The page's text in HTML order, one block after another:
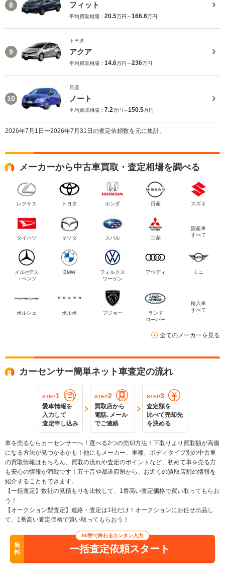
8 フィット
平均買取相場： 20.5万円～166.6万円
9
トヨタ
アクア
平均買取相場： 14.6万円～236万円
10
日産
ノート
平均買取相場： 7.2万円～150.5万円
2026年7月1日〜2026年7月31日の査定依頼数を元に集計。
メーカーから中古車買取・査定相場を調べる
レクサス トヨタ ホンダ 日産 スズキ
ダイハツ マツダ スバル 三菱
国産車
すべて
メルセデス
・ベンツ
BMW
フォルクス
ワーゲン
アウディ ミニ
ポルシェ ボルボ プジョー
ランド
ローバー
輸入車
すべて
全てのメーカーを見る
カーセンサー簡単ネット車査定の流れ
STEP1
愛車情報を
入力して
査定申し込み
STEP2
買取店から
電話､メール
でご連絡
STEP3
査定額を
比べて売却先
を決める
車を売るならカーセンサーへ！選べる2つの売却方法！下取りより買取額が高価
になる方法が見つかるかも！他にもメーカー、車種、ボディタイプ別の中古車
の買取情報はもちろん、買取の流れや査定のポイントなど、初めて車を売る方
も安心の情報が満載です！五十音や都道府県から、お近くの買取店舗の情報を
紹介することもできます。
【一括査定】数社の見積もりを比較して、1番高い査定価格で買い取ってもらお
う！
【オークション型査定】連絡・査定は1社だけ！オークションにお任せ出品し
て、1番高い査定価格で買い取ってもらおう！
無
料
90秒で終わるカンタン入力
一括査定依頼スタート